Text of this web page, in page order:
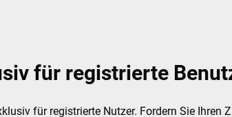
für registrierte
für registrierte Nutzer. Fordern Sie Ihren